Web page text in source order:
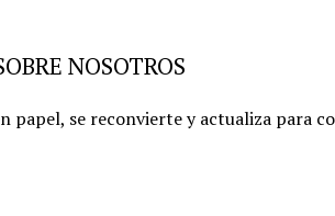
NOSOTROS
papel, se reconvierte y actualiza para